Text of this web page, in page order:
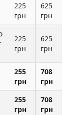
225
грн
625
грн
225
грн
625
грн
255
грн
708
грн
255
грн
708
грн